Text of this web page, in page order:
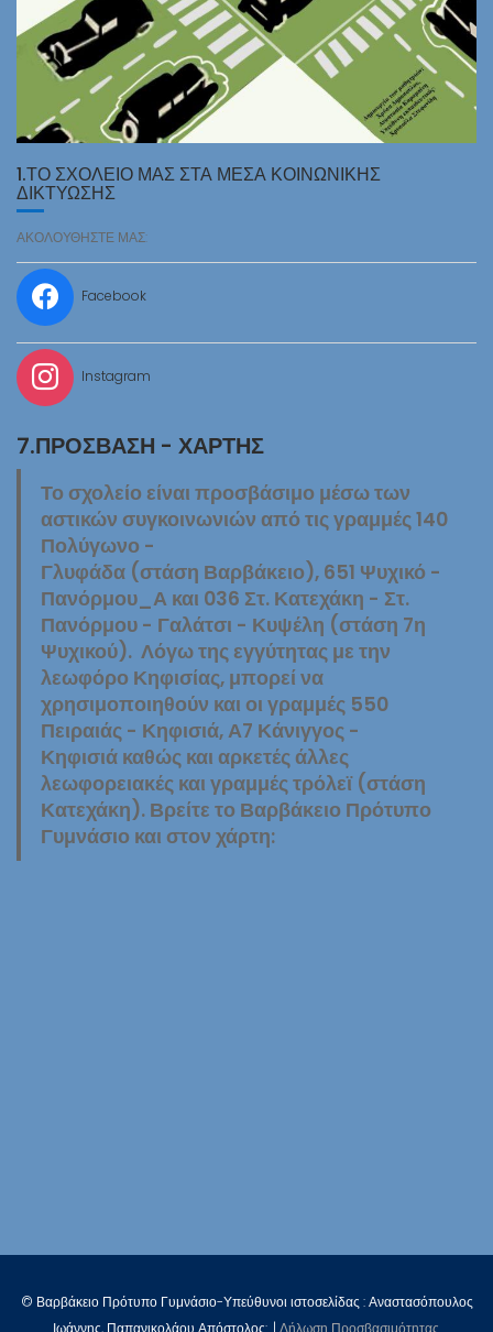
1.ΤΟ ΣΧΟΛΕΙΟ ΜΑΣ ΣΤΑ ΜΕΣΑ ΚΟΙΝΩΝΙΚΗΣ
ΔΙΚΤΥΩΣΗΣ
ΑΚΟΛΟΥΘΗΣΤΕ ΜΑΣ:
Facebook
Instagram
7.ΠΡΌΣΒΑΣΗ - ΧΆΡΤΗΣ
Το σχολείο είναι προσβάσιμο μέσω των
αστικών συγκοινωνιών από τις γραμμές 140
Πολύγωνο -
Γλυφάδα (στάση Βαρβάκειο), 651 Ψυχικό -
Πανόρμου_Α και 036 Στ. Κατεχάκη - Στ.
Πανόρμου - Γαλάτσι - Κυψέλη (στάση 7η
Ψυχικού). Λόγω της εγγύτητας με την
λεωφόρο Κηφισίας, μπορεί να
χρησιμοποιηθούν και οι γραμμές 550
Πειραιάς - Κηφισιά, Α7 Κάνιγγος -
Κηφισιά καθώς και αρκετές άλλες
λεωφορειακές και γραμμές τρόλεϊ (στάση
Κατεχάκη). Βρείτε το Βαρβάκειο Πρότυπο
Γυμνάσιο και στον χάρτη:
© Βαρβάκειο Πρότυπο Γυμνάσιο-Υπεύθυνοι ιστοσελίδας : Αναστασόπουλος